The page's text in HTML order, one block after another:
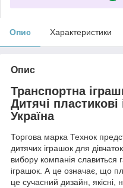
Опис Характеристики
Опис
Транспортна
Дитячі
Україна
Торгова марка Технок
дитячих іграшок для
вибору компанія славиться
іграшок. А це означає, що
це сучасний дизайн, якісні,